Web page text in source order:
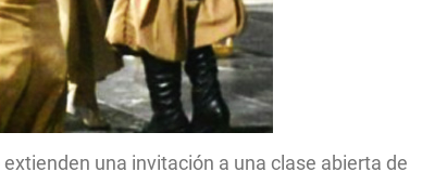
una invitación a una clase abierta de